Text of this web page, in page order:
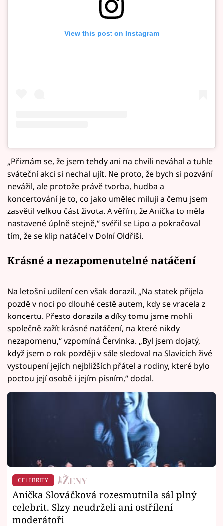
View this post on Instagram
„Přiznám se, že jsem tehdy ani na chvíli neváhal a tuhle
sváteční akci si nechal ujít. Ne proto, že bych si pozvání
nevážil, ale protože právě tvorba, hudba a
koncertování je to, co jako umělec miluji a čemu jsem
zasvětil velkou část života. A věřím, že Anička to měla
nastavené úplně stejně,“ svěřil se Lipo a pokračoval
tím, že se klip natáčel v Dolní Oldřiši.
Krásné a nezapomenutelné natáčení
Na letošní udílení cen však dorazil. „Na statek přijela
pozdě v noci po dlouhé cestě autem, kdy se vracela z
koncertu. Přesto dorazila a díky tomu jsme mohli
společně zažít krásné natáčení, na které nikdy
nezapomenu,“ vzpomíná Červinka. „Byl jsem dojatý,
když jsem o rok později v sále sledoval na Slavících živé
vystoupení jejích nejbližších přátel a rodiny, které bylo
poctou její osobě i jejím písním,“ dodal.
CELEBRITY
Anička Slováčková rozesmutnila sál plný
celebrit. Slzy neudrželi ani ostřílení
moderátoři